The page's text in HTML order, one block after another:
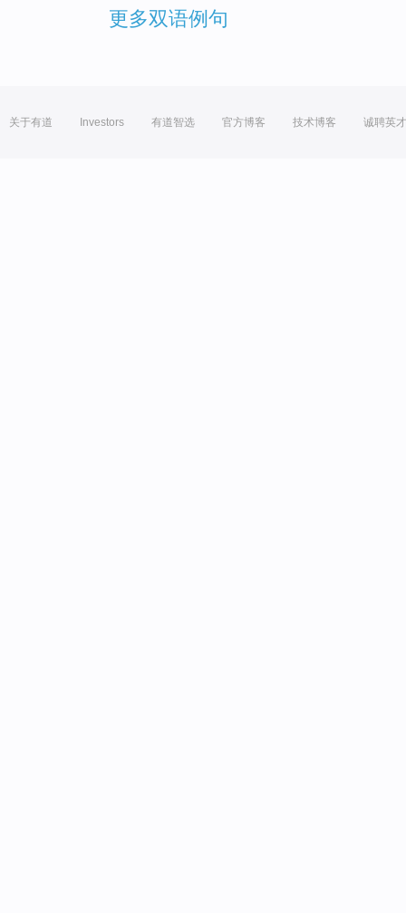
更多双语例句
关于有道 Investors 有道智选 官方博客 技术博客 诚聘英才